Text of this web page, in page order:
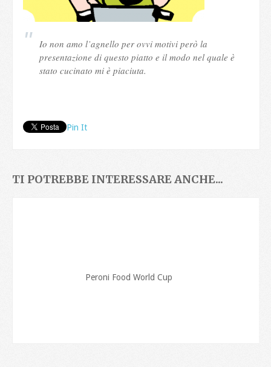
Io non amo l’agnello per ovvi motivi però la
presentazione di questo piatto e il modo nel quale è
stato cucinato mi è piaciuta.
Pin It
TI POTREBBE INTERESSARE ANCHE...
Peroni Food World Cup